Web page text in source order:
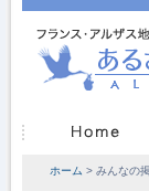
ホーム > みんなの